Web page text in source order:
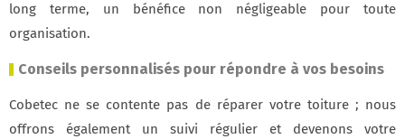
long terme, un bénéfice non négligeable pour toute
organisation.
Conseils personnalisés pour répondre à vos besoins
Cobetec ne se contente pas de réparer votre toiture ; nous
offrons également un suivi régulier et devenons votre